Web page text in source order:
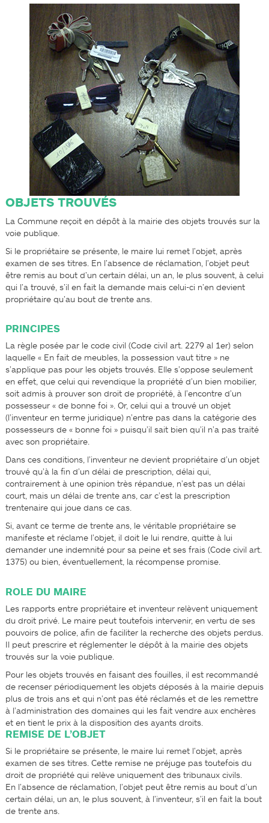
OBJETS TROUVÉS
La Commune reçoit en dépôt à la mairie des objets trouvés sur la
voie publique.
Si le propriétaire se présente, le maire lui remet l’objet, après
examen de ses titres. En l’absence de réclamation, l’objet peut
être remis au bout d’un certain délai, un an, le plus souvent, à celui
qui l’a trouvé, s’il en fait la demande mais celui-ci n’en devient
propriétaire qu’au bout de trente ans.
PRINCIPES
La règle posée par le code civil (Code civil art. 2279 al 1er) selon
laquelle « En fait de meubles, la possession vaut titre » ne
s’applique pas pour les objets trouvés. Elle s’oppose seulement
en effet, que celui qui revendique la propriété d’un bien mobilier,
soit admis à prouver son droit de propriété, à l’encontre d’un
possesseur « de bonne foi ». Or, celui qui a trouvé un objet
(l’inventeur en terme juridique) n’entre pas dans la catégorie des
possesseurs de « bonne foi » puisqu’il sait bien qu’il n’a pas traité
avec son propriétaire.
Dans ces conditions, l’inventeur ne devient propriétaire d’un objet
trouvé qu’à la fin d’un délai de prescription, délai qui,
contrairement à une opinion très répandue, n’est pas un délai
court, mais un délai de trente ans, car c’est la prescription
trentenaire qui joue dans ce cas.
Si, avant ce terme de trente ans, le véritable propriétaire se
manifeste et réclame l’objet, il doit le lui rendre, quitte à lui
demander une indemnité pour sa peine et ses frais (Code civil art.
1375) ou bien, éventuellement, la récompense promise.
ROLE DU MAIRE
Les rapports entre propriétaire et inventeur relèvent uniquement
du droit privé. Le maire peut toutefois intervenir, en vertu de ses
pouvoirs de police, afin de faciliter la recherche des objets perdus.
Il peut prescrire et réglementer le dépôt à la mairie des objets
trouvés sur la voie publique.
Pour les objets trouvés en faisant des fouilles, il est recommandé
de recenser périodiquement les objets déposés à la mairie depuis
plus de trois ans et qui n’ont pas été réclamés et de les remettre
à l’administration des domaines qui les fait vendre aux enchères
et en tient le prix à la disposition des ayants droits.
REMISE DE L’OBJET
Si le propriétaire se présente, le maire lui remet l’objet, après
examen de ses titres. Cette remise ne préjuge pas toutefois du
droit de propriété qui relève uniquement des tribunaux civils.
En l’absence de réclamation, l’objet peut être remis au bout d’un
certain délai, un an, le plus souvent, à l’inventeur, s’il en fait la bout
de trente ans.